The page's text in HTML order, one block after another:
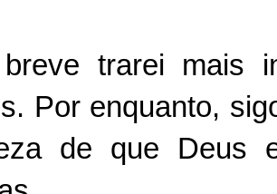
trarei mais
Por enquanto,
de que Deus